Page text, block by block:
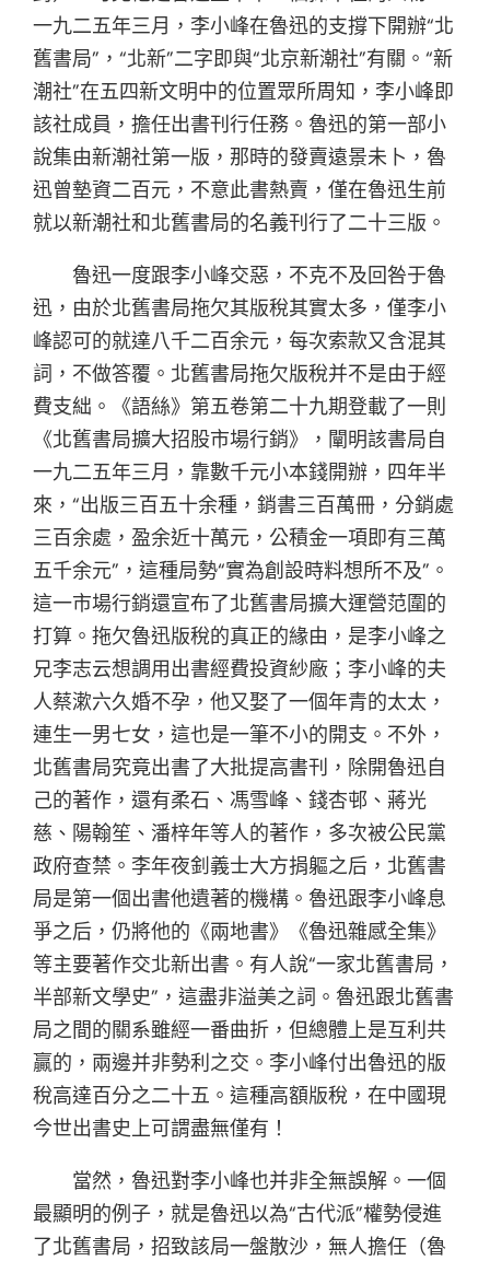
一九二五年三月，李小峰在魯迅的支撐下開辦“北
舊書局”，“北新”二字即與“北京新潮社”有關。“新
潮社”在五四新文明中的位置眾所周知，李小峰即
該社成員，擔任出書刊行任務。魯迅的第一部小
說集由新潮社第一版，那時的發賣遠景未卜，魯
迅曾墊資二百元，不意此書熱賣，僅在魯迅生前
就以新潮社和北舊書局的名義刊行了二十三版。
魯迅一度跟李小峰交惡，不克不及回咎于魯
迅，由於北舊書局拖欠其版稅其實太多，僅李小
峰認可的就達八千二百余元，每次索款又含混其
詞，不做答覆。北舊書局拖欠版稅并不是由于經
費支絀。《語絲》第五卷第二十九期登載了一則
《北舊書局擴大招股市場行銷》，闡明該書局自
一九二五年三月，靠數千元小本錢開辦，四年半
來，“出版三百五十余種，銷書三百萬冊，分銷處
三百余處，盈余近十萬元，公積金一項即有三萬
五千余元”，這種局勢“實為創設時料想所不及”。
這一市場行銷還宣布了北舊書局擴大運營范圍的
打算。拖欠魯迅版稅的真正的緣由，是李小峰之
兄李志云想調用出書經費投資紗廠；李小峰的夫
人蔡漱六久婚不孕，他又娶了一個年青的太太，
連生一男七女，這也是一筆不小的開支。不外，
北舊書局究竟出書了大批提高書刊，除開魯迅自
己的著作，還有柔石、馮雪峰、錢杏邨、蔣光
慈、陽翰笙、潘梓年等人的著作，多次被公民黨
政府查禁。李年夜釗義士大方捐軀之后，北舊書
局是第一個出書他遺著的機構。魯迅跟李小峰息
爭之后，仍將他的《兩地書》《魯迅雜感全集》
等主要著作交北新出書。有人說“一家北舊書局，
半部新文學史”，這盡非溢美之詞。魯迅跟北舊書
局之間的關系雖經一番曲折，但總體上是互利共
贏的，兩邊并非勢利之交。李小峰付出魯迅的版
稅高達百分之二十五。這種高額版稅，在中國現
今世出書史上可謂盡無僅有！
當然，魯迅對李小峰也并非全無誤解。一個
最顯明的例子，就是魯迅以為“古代派”權勢侵進
了北舊書局，招致該局一盤散沙，無人擔任（魯